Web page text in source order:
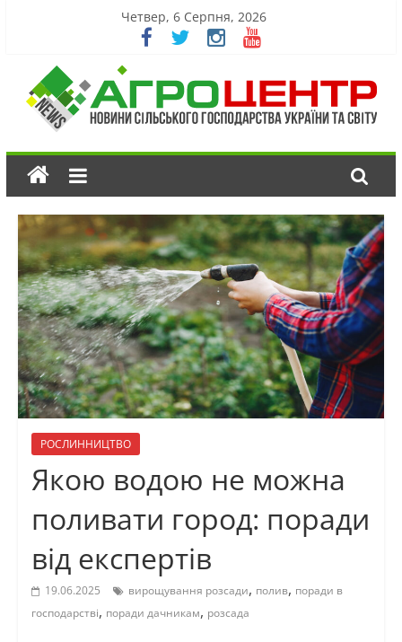
Четвер, 6 Серпня, 2026
РОСЛИННИЦТВО
Якою водою не можна
поливати город: поради
від експертів
19.06.2025 вирощування розсади, полив, поради в
господарстві, поради дачникам, розсада